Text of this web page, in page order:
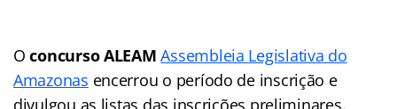
Oconcurso ALEAM Assembleia Legislativa do
Amazonas encerrou o período de inscrição e
divulgou as listas das inscrições preliminares.